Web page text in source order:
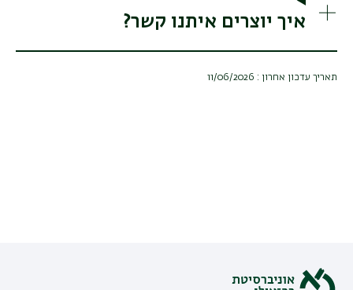
איך יוצרים איתנו קשר?
תאריך עדכון אחרון : 11/06/2026